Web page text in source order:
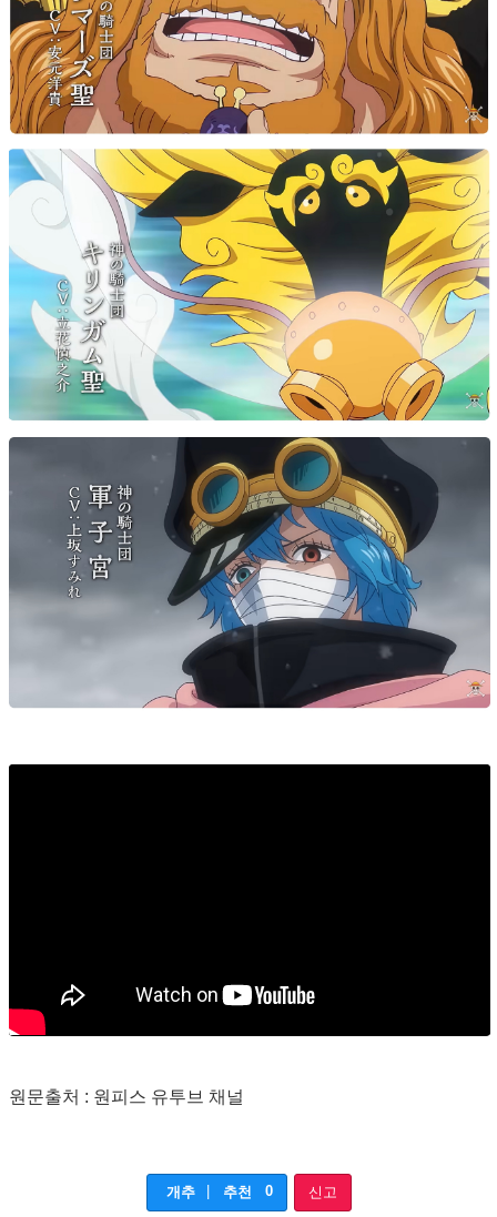
원문출처 : 원피스 유투브 채널
개추 추천 0 신고